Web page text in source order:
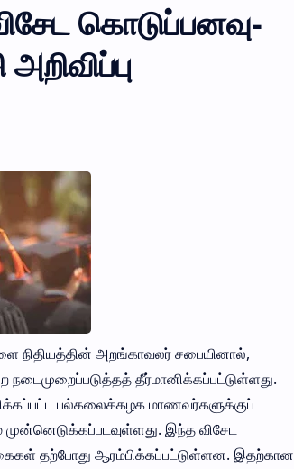
கொடுப்பனவு-
நிதியத்தின் அறங்காவலர் சபையினால்,
நடைமுறைப்படுத்தத் தீர்மானிக்கப்பட்டுள்ளது.
பல்கலைக்கழக மாணவர்களுக்குப்
இந்த விசேட
தற்போது ஆரம்பிக்கப்பட்டுள்ளன. இதற்கான